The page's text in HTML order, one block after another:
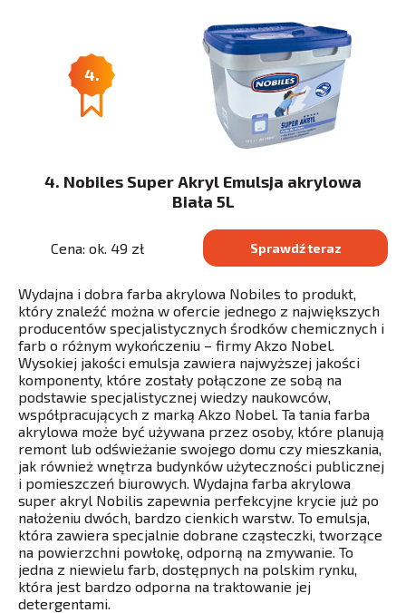
4.
4. Nobiles Super Akryl Emulsja akrylowa
Biała 5L
Cena: ok. 49 zł Sprawdź teraz
Wydajna i dobra farba akrylowa Nobiles to produkt,
który znaleźć można w ofercie jednego z największych
producentów specjalistycznych środków chemicznych i
farb o różnym wykończeniu – firmy Akzo Nobel.
Wysokiej jakości emulsja zawiera najwyższej jakości
komponenty, które zostały połączone ze sobą na
podstawie specjalistycznej wiedzy naukowców,
współpracujących z marką Akzo Nobel. Ta tania farba
akrylowa może być używana przez osoby, które planują
remont lub odświeżanie swojego domu czy mieszkania,
jak również wnętrza budynków użyteczności publicznej
i pomieszczeń biurowych. Wydajna farba akrylowa
super akryl Nobilis zapewnia perfekcyjne krycie już po
nałożeniu dwóch, bardzo cienkich warstw. To emulsja,
która zawiera specjalnie dobrane cząsteczki, tworzące
na powierzchni powłokę, odporną na zmywanie. To
jedna z niewielu farb, dostępnych na polskim rynku,
która jest bardzo odporna na traktowanie jej
detergentami.